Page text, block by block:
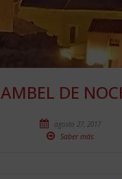
AMBEL DE
agosto 27, 2017
Saber más